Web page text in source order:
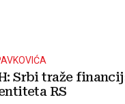
Srbi traže
RS